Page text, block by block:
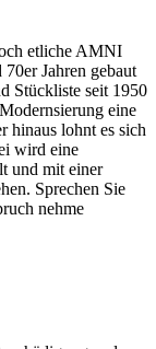
etliche AMNI
Jahren gebaut
Stückliste seit 1950
eine
hinaus lohnt es sich
wird eine
und mit einer
Sprechen Sie
nehme